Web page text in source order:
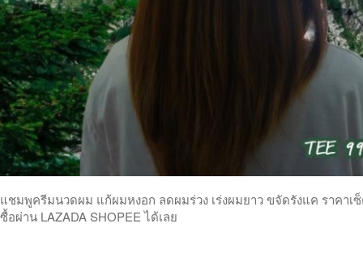
แชมพูครีมนวดผม แก้ผมหงอก ลดผมร่วง เร่งผมยาว ขจัดรังแค ราคาเ
ซื้อผ่าน LAZADA SHOPEE ได้เลย